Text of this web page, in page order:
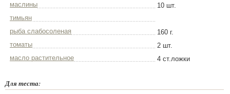
маслины
10 шт.
тимьян
рыба слабосоленая
160 г.
томаты
2 шт.
масло растительное
4 ст.ложки
Для теста: